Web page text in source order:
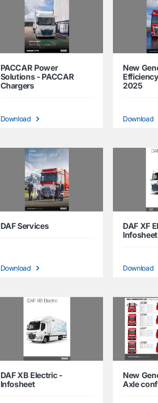
PACCAR Power
Solutions - PACCAR
Chargers
Download
New
2025
Download
DAF Services
Download
DAF XF
Infosheet
Download
DAF XB Electric -
Infosheet
New
Axle